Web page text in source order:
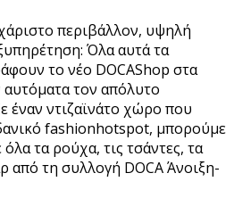
περιβάλλον, υψηλή
Όλα αυτά τα
το νέο DOCAShop στα
αυτόματα τον απόλυτο
ντιζαϊνάτο χώρο που
fashionhotspot, μπορούμε
τα ρούχα, τις τσάντες, τα
από τη συλλογή DOCA Άνοιξη-